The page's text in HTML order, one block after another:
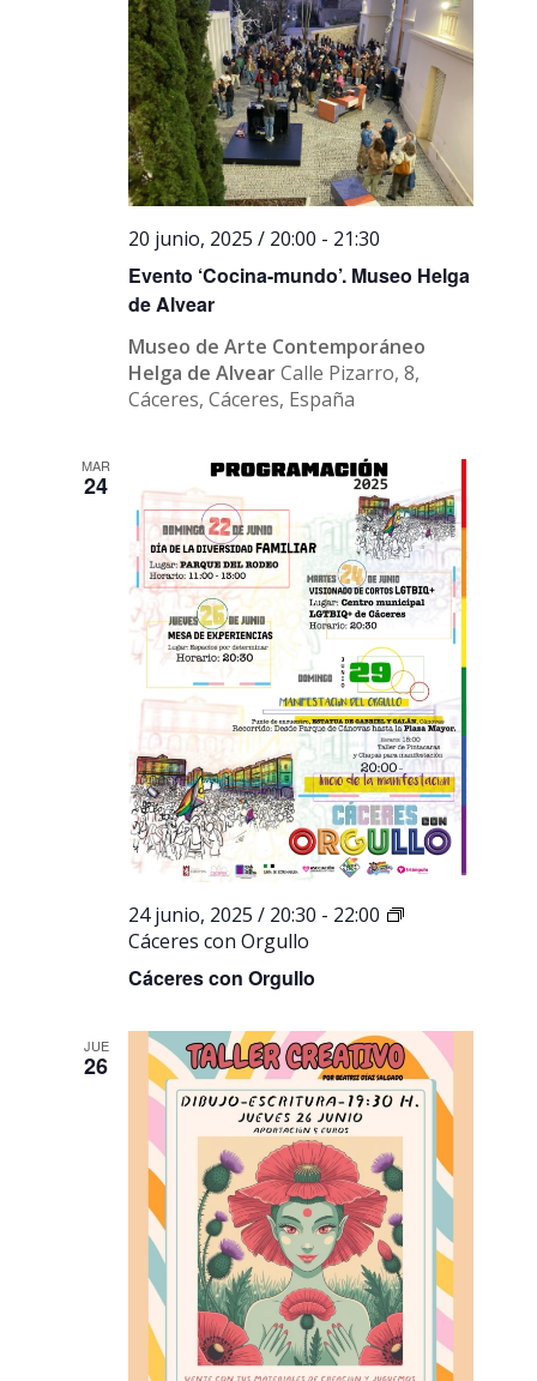
Evento ‘Cocina-mundo’. Museo Helga
de Alvear
20 junio, 2025 / 20:00 - 21:30
Museo de Arte Contemporáneo
Helga de AlvearCalle Pizarro, 8,
Cáceres, Cáceres, España
MAR
24
Cáceres con Orgullo
24 junio, 2025 / 20:30 - 22:00
Cáceres con Orgullo
JUE
26